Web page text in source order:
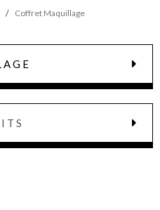
Coffret Maquillage